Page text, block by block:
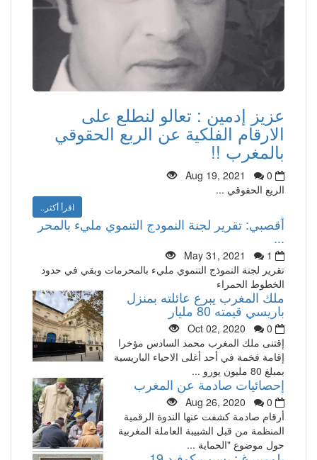
عزيز إدمين : تعالو لنطلع على
الارقام الفلكية عن الربع الحقوقي
بالمغرب !!
Aug 19, 2021
0
الريع الحقوقي ...
اقرأ أكثر..
أقصبي: تقرير لجنة النمودج التنموي مليء بالمحر
May 31, 2021
1
تقرير لجنة النموذج التنموي مليء بالمحرمات وبقي في حدود
الخطوط الحمراء
ملك المغرب يبرع عائلته بمنزل
باريسي قيمته 80 مليار
Oct 02, 2020
0
إقتنى ملك المغرب محمد السادس مؤخرا
إقامة فخمة في أحد أغلى الاحياء الباريسية
بمبلغ 80 مليون يورو ...
إحصائيات صادمة عن المغرب
Aug 26, 2020
0
أرقام صادمة كشفت عنها الندوة الرقمية
المنظمة من قبل الشبيبة العاملة المغربية
حول موضوع "الحماية ...